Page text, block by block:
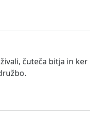
čuteča bitja in ker